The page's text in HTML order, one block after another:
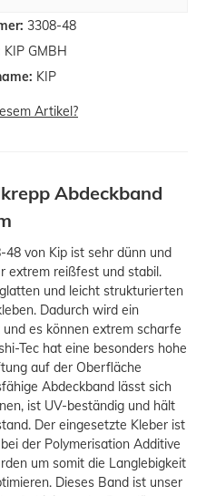
3308-48
KIP GMBH
KIP
Artikel?
Abdeckband
48 von Kip ist sehr dünn und
extrem reißfest und stabil.
und leicht strukturierten
Dadurch wird ein
es können extrem scharfe
Tec hat eine besonders hohe
auf der Oberfläche
Abdeckband lässt sich
ist UV-beständig und hält
Der eingesetzte Kleber ist
der Polymerisation Additive
um somit die Langlebigkeit
Dieses Band ist unser